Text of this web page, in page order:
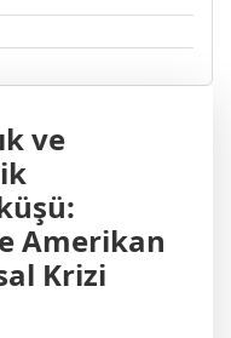
ve
Amerikan
Krizi